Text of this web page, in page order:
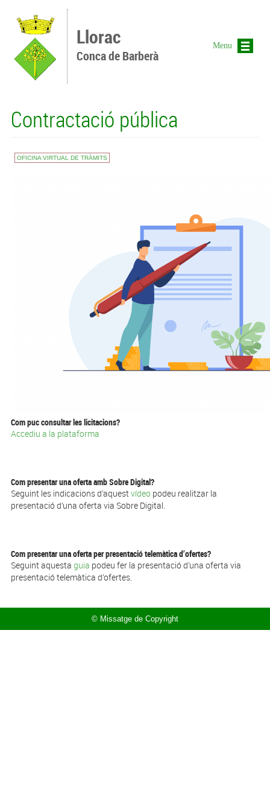
Llorac
Conca de Barberà
Contractació pública
OFICINA VIRTUAL DE TRÀMITS
Com puc consultar les licitacions?
Accediu a la plataforma
Com presentar una oferta amb Sobre Digital?
Seguint les indicacions d’aquestvídeo podeu realitzar la
presentació d’una oferta via Sobre Digital.
Com presentar una oferta per presentació telemàtica d’ofertes?
Seguint aquesta guia podeu fer la presentació d’una oferta via
presentació telemàtica d’ofertes.
© Missatge de Copyright
Menu